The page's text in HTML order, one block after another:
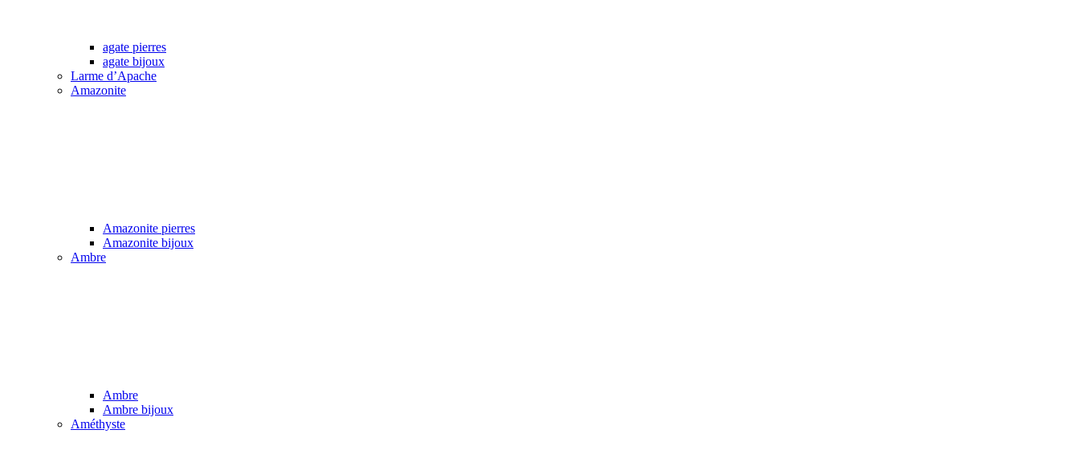
agate pierres
agate bijoux
Larme d’Apache
Amazonite
Amazonite pierres
Amazonite bijoux
Ambre
Ambre
Ambre bijoux
Améthyste